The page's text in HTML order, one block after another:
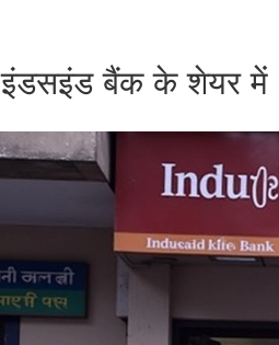
इंडसइंड बैंक के शेयर में